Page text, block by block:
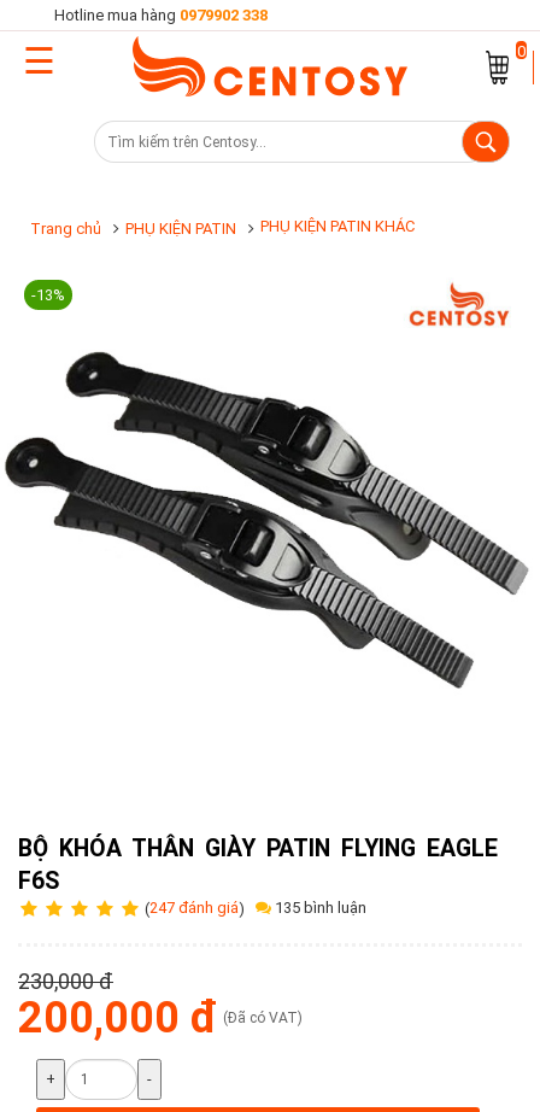
Trang
hàng
Khuyến
mại
Hotline mua hàng 0979902 338
0
☰
Trang chủ PHỤ KIỆN PATIN PHỤ KIỆN PATIN KHÁC
-13%
BỘ KHÓA THÂN GIÀY PATIN FLYING EAGLE
F6S
(247 đánh giá) 135 bình luận
230,000 đ
200,000 đ (Đã có VAT)
+ -